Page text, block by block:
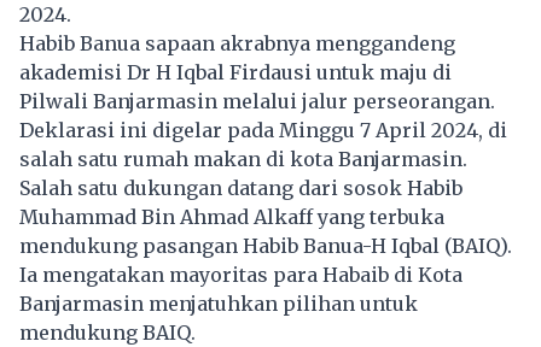
2024.
Habib Banua sapaan akrabnya menggandeng
akademisi Dr H Iqbal Firdausi untuk maju di
Pilwali Banjarmasin melalui jalur perseorangan.
Deklarasi ini digelar pada Minggu 7 April 2024, di
salah satu rumah makan di kota Banjarmasin.
Salah satu dukungan datang dari sosok Habib
Muhammad Bin Ahmad Alkaff yang terbuka
mendukung pasangan Habib Banua-H Iqbal (BAIQ).
Ia mengatakan mayoritas para Habaib di Kota
Banjarmasin menjatuhkan pilihan untuk
mendukung BAIQ.